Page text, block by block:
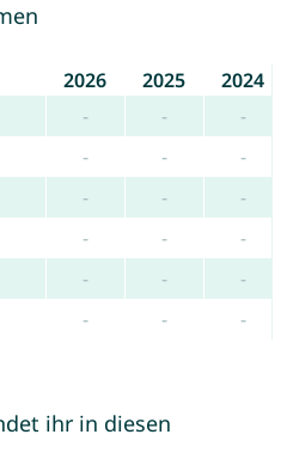
2026 2025
2024
- -
-
- -
-
- -
-
- -
-
- -
-
- - -
ihr in diesen